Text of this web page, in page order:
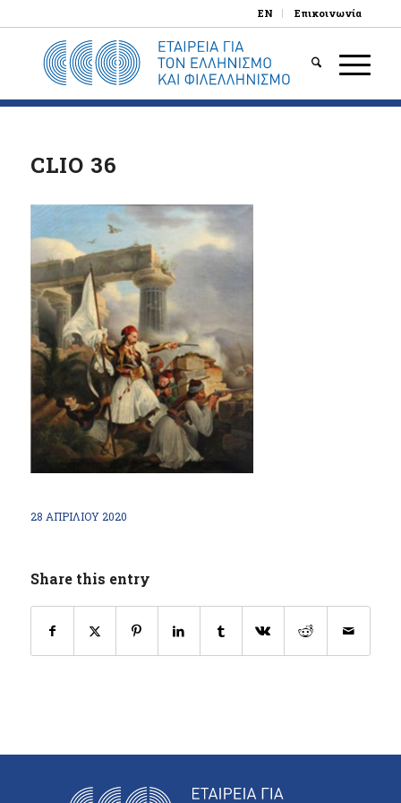
EN Επικοινωνία
CLIO 36
28 ΑΠΡΙΛΊΟΥ 2020
Share this entry